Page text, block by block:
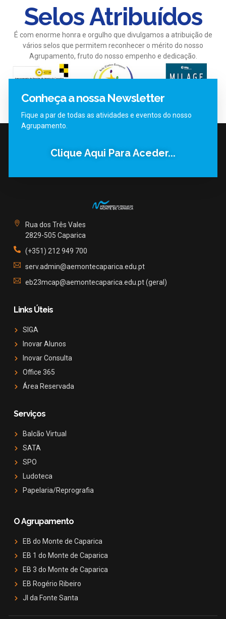
Selos Atribuídos
É com enorme honra e orgulho que divulgamos a atribuição de
vários selos que permitem reconhecer o mérito do nosso
Agrupamento, fruto do nosso empenho e dedicação.
Conheça a nossa Newsletter
Fique a par de todas as atividades e eventos do nosso
Agrupamento.
Clique Aqui Para Aceder...
Rua dos Três Vales
2829-505 Caparica
(+351) 212 949 700
serv.admin@aemontecaparica.edu.pt
eb23mcap@aemontecaparica.edu.pt (geral)
Links Úteis
SIGA
Inovar Alunos
Inovar Consulta
Office 365
Área Reservada
Serviços
Balcão Virtual
SATA
SPO
Ludoteca
Papelaria/Reprografia
O Agrupamento
EB do Monte de Caparica
EB 1 do Monte de Caparica
EB 3 do Monte de Caparica
EB Rogério Ribeiro
JI da Fonte Santa